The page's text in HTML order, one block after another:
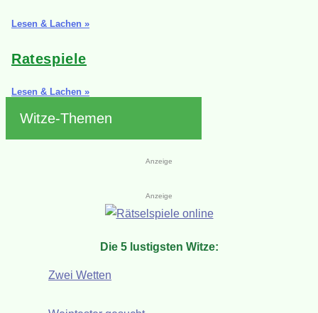
Lesen & Lachen »
Ratespiele
Lesen & Lachen »
Witze-Themen
Anzeige
Anzeige
Die 5 lustigsten Witze:
Zwei Wetten